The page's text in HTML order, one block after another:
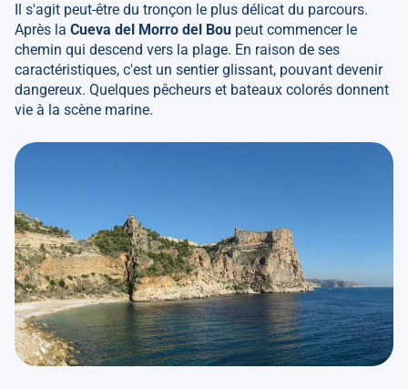
Il s'agit peut-être du tronçon le plus délicat du parcours.
Après la Cueva del Morro del Bou peut commencer le
chemin qui descend vers la plage. En raison de ses
caractéristiques, c'est un sentier glissant, pouvant devenir
dangereux. Quelques pêcheurs et bateaux colorés donnent
vie à la scène marine.